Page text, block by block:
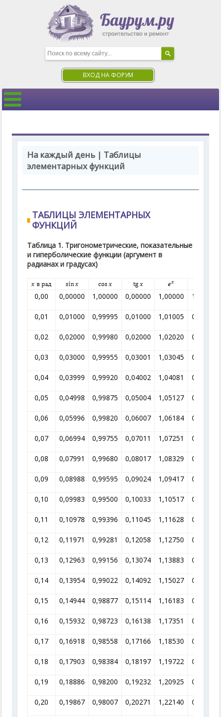
ВХОД НА ФОРУМ
На каждый день | Таблицы
элементарных функций
ТАБЛИЦЫ ЭЛЕМЕНТАРНЫХ
ФУНКЦИЙ
Таблица 1. Тригонометрические, показательные
и гиперболические функции (аргумент в
радианах и градусах)
0,00 0,00000 1,00000 0,00000 1,00000 1,00000
0,01 0,01000 0,99995 0,01000 1,01005 0,99005
0,02 0,02000 0,99980 0,02000 1,02020 0,98020
0,03 0,03000 0,99955 0,03001 1,03045 0,97045
0,04 0,03999 0,99920 0,04002 1,04081 0,96079
0,05 0,04998 0,99875 0,05004 1,05127 0,95123
0,06 0,05996 0,99820 0,06007 1,06184 0,94176
0,07 0,06994 0,99755 0,07011 1,07251 0,93239
0,08 0,07991 0,99680 0,08017 1,08329 0,92312
0,09 0,08988 0,99595 0,09024 1,09417 0,91393
0,10 0,09983 0,99500 0,10033 1,10517 0,90484
0,11 0,10978 0,99396 0,11045 1,11628 0,89583
0,12 0,11971 0,99281 0,12058 1,12750 0,88692
0,13 0,12963 0,99156 0,13074 1,13883 0,87810
0,14 0,13954 0,99022 0,14092 1,15027 0,86936
0,15 0,14944 0,98877 0,15114 1,16183 0,86071
0,16 0,15932 0,98723 0,16138 1,17351 0,85214
0,17 0,16918 0,98558 0,17166 1,18530 0,84366
0,18 0,17903 0,98384 0,18197 1,19722 0,83527
0,19 0,18886 0,98200 0,19232 1,20925 0.82696
0,20 0,19867 0,98007 0,20271 1,22140 0,81873